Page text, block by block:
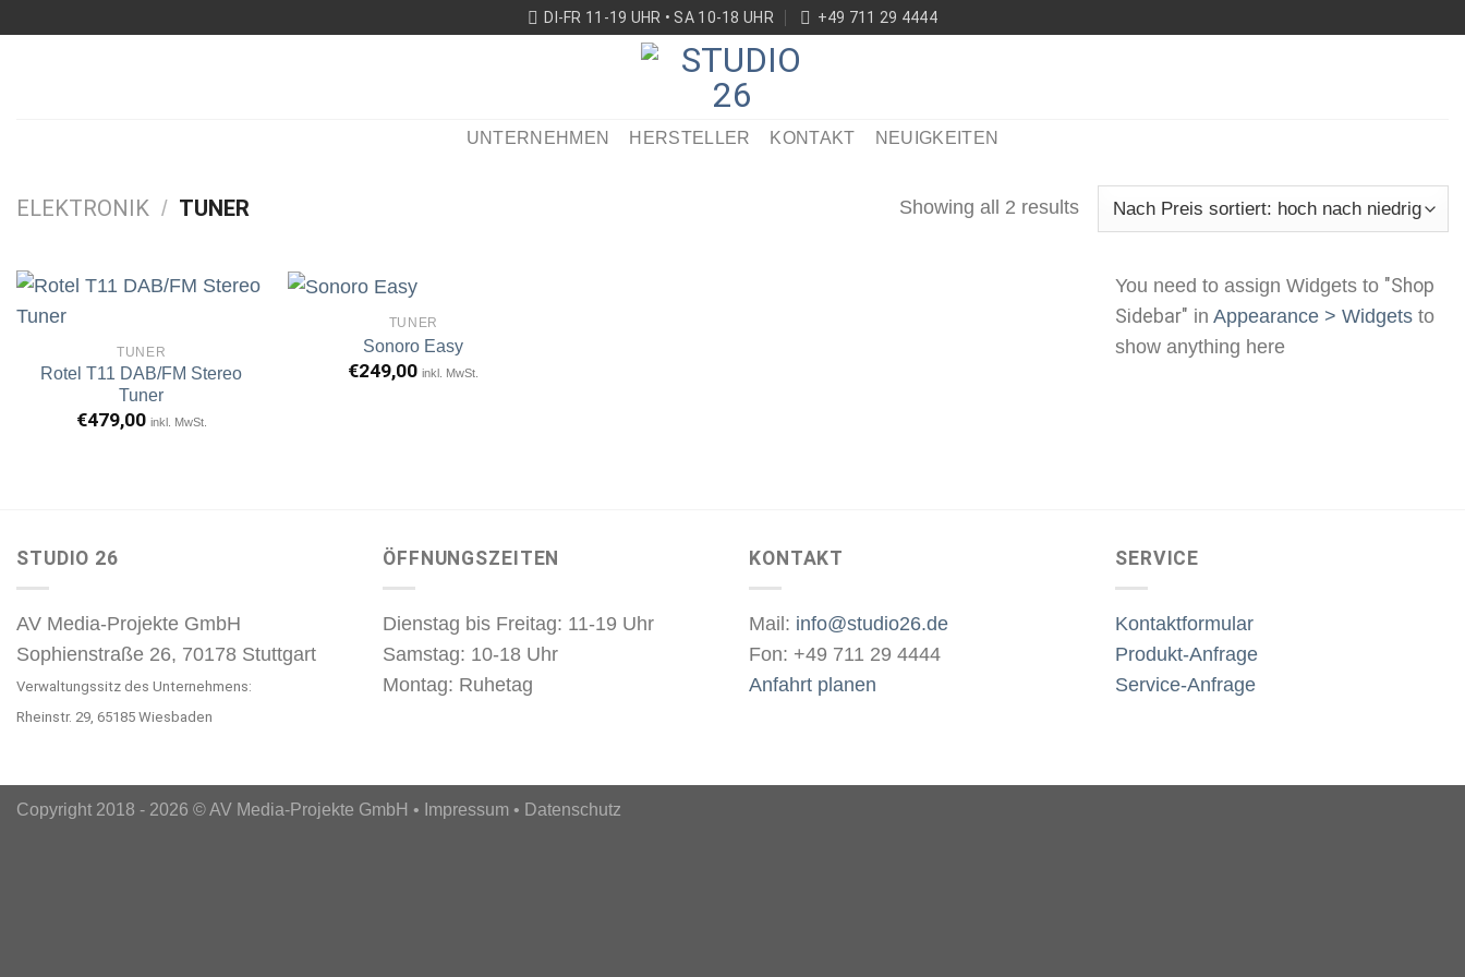
DI-FR 11-19 UHR • SA 10-18 UHR +49 711 29 4444
UNTERNEHMEN HERSTELLER KONTAKT NEUIGKEITEN
ELEKTRONIK / TUNER Showing all 2 results
Artikel
TUNER
Rotel T11 DAB/FM Stereo
Tuner
€479,00 inkl. MwSt.
TUNER
Sonoro Easy
€249,00 inkl. MwSt.
You need to assign Widgets to "Shop
Sidebar" in Appearance > Widgets to
show anything here
STUDIO 26
AV Media-Projekte GmbH
Sophienstraße 26, 70178 Stuttgart
Verwaltungssitz des Unternehmens:
Rheinstr. 29, 65185 Wiesbaden
ÖFFNUNGSZEITEN
Dienstag bis Freitag: 11-19 Uhr
Samstag: 10-18 Uhr
Montag: Ruhetag
KONTAKT
Mail: info@studio26.de
Fon: +49 711 29 4444
Anfahrt planen
SERVICE
Kontaktformular
Produkt-Anfrage
Service-Anfrage
Copyright 2018 - 2026 © AV Media-Projekte GmbH • Impressum • Datenschutz